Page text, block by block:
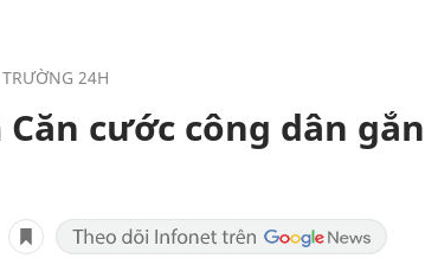
24H
Căn cước công dân